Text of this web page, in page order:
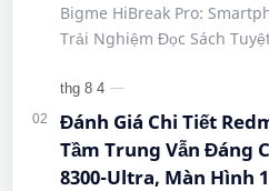
#HiBreakPro5G
#CongNgheMoi
#EInkPhone
Bigme HiBreak Pro:
Trải Nghiệm Đọc Sách
#Hi…
Đánh Giá Chi Tiết
Tầm Trung Vẫn Đáng
8300-Ultra, Màn Hình